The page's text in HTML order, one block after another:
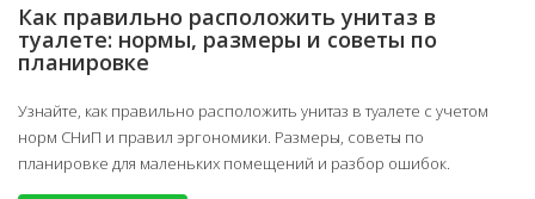
Как правильно расположить унитаз в
туалете: нормы, размеры и советы по
планировке
Узнайте, как правильно расположить унитаз в туалете с учетом
норм СНиП и правил эргономики. Размеры, советы по
планировке для маленьких помещений и разбор ошибок.